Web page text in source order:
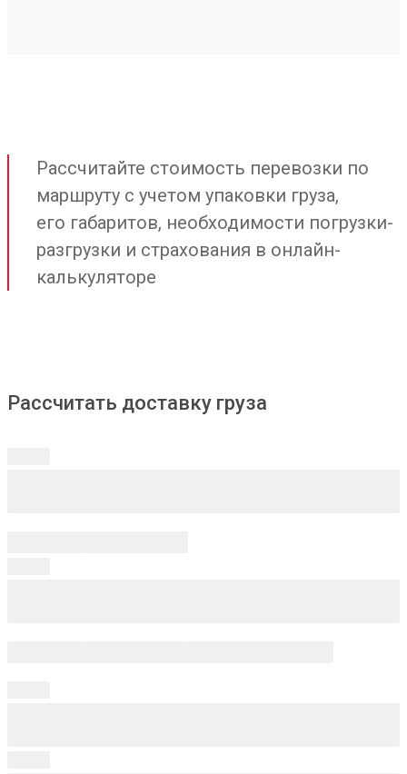
Рассчитайте стоимость перевозки по
маршруту с учетом упаковки груза,
его габаритов, необходимости погрузки-
разгрузки и страхования в онлайн-
калькуляторе
Рассчитать доставку груза